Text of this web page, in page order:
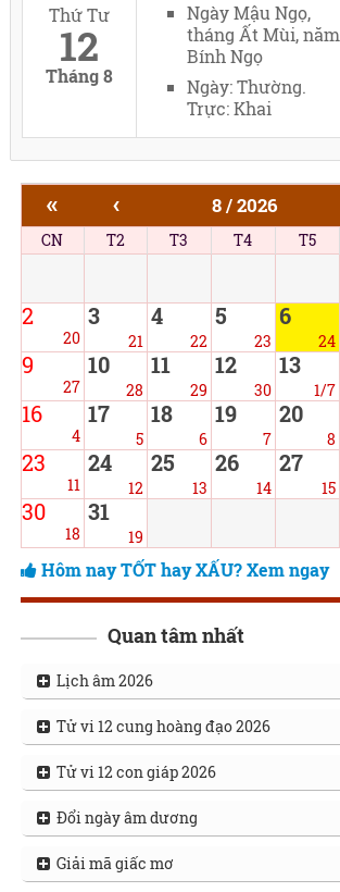
Thứ Tư
12
Tháng 8
Ngày Mậu Ngọ,
tháng Ất Mùi, năm
Bính Ngọ
Ngày: Thường.
Trực: Khai
« ‹ 8 / 2026
CN T2 T3 T4 T5
2
20
3
21
4
22
5
23
6
24
9
27
10
28
11
29
12
30
13
1/7
16
4
17
5
18
6
19
7
20
8
23
11
24
12
25
13
26
14
27
15
30
18
31
19
Hôm nay TỐT hay XẤU? Xem ngay
Quan tâm nhất
Lịch âm 2026
Tử vi 12 cung hoàng đạo 2026
Tử vi 12 con giáp 2026
Đổi ngày âm dương
Giải mã giấc mơ